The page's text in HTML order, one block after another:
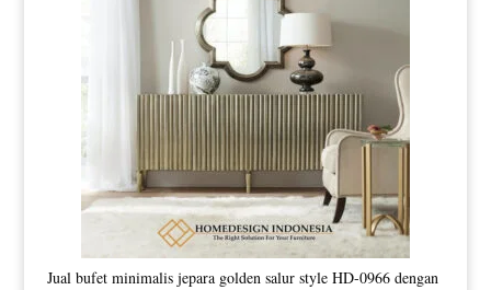
Jual bufet minimalis jepara golden salur style HD-0966 dengan